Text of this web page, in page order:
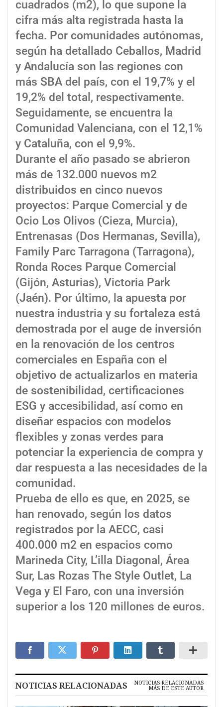
cuadrados (m2), lo que supone la
cifra más alta registrada hasta la
fecha. Por comunidades autónomas,
según ha detallado Ceballos, Madrid
y Andalucía son las regiones con
más SBA del país, con el 19,7% y el
19,2% del total, respectivamente.
Seguidamente, se encuentra la
Comunidad Valenciana, con el 12,1%
y Cataluña, con el 9,9%.
Durante el año pasado se abrieron
más de 132.000 nuevos m2
distribuidos en cinco nuevos
proyectos: Parque Comercial y de
Ocio Los Olivos (Cieza, Murcia),
Entrenasas (Dos Hermanas, Sevilla),
Family Parc Tarragona (Tarragona),
Ronda Roces Parque Comercial
(Gijón, Asturias), Victoria Park
(Jaén). Por último, la apuesta por
nuestra industria y su fortaleza está
demostrada por el auge de inversión
en la renovación de los centros
comerciales en España con el
objetivo de actualizarlos en materia
de sostenibilidad, certificaciones
ESG y accesibilidad, así como en
diseñar espacios con modelos
flexibles y zonas verdes para
potenciar la experiencia de compra y
dar respuesta a las necesidades de la
comunidad.
Prueba de ello es que, en 2025, se
han renovado, según los datos
registrados por la AECC, casi
400.000 m2 en espacios como
Marineda City, L’illa Diagonal, Área
Sur, Las Rozas The Style Outlet, La
Vega y El Faro, con una inversión
superior a los 120 millones de euros.
NOTICIAS RELACIONADAS NOTICIAS RELACIONADAS
MÁS DE ESTE AUTOR